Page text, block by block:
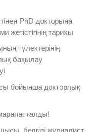
PhD докторына
тарихы
түлектерінің
бақылау
бойынша докторлық
белгілі журналист